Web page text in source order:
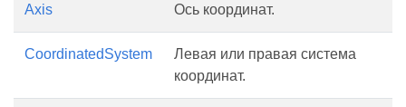
Axis Ось координат.
CoordinatedSystem
Левая или правая система
координат.